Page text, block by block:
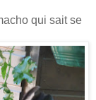
qui sait se